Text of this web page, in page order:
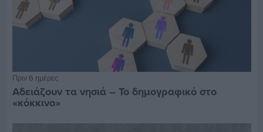
Πριν 6 ημέρες
Αδειάζουν τα νησιά – Το δημογραφικό στο
«κόκκινο»